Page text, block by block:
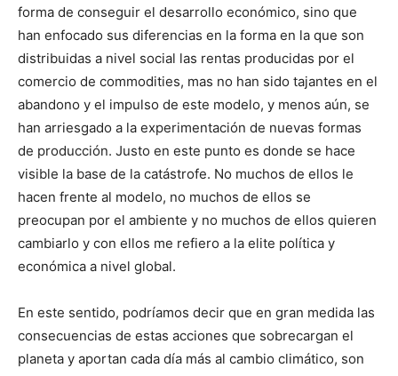
forma de conseguir el desarrollo económico, sino que
han enfocado sus diferencias en la forma en la que son
distribuidas a nivel social las rentas producidas por el
comercio de commodities, mas no han sido tajantes en el
abandono y el impulso de este modelo, y menos aún, se
han arriesgado a la experimentación de nuevas formas
de producción. Justo en este punto es donde se hace
visible la base de la catástrofe. No muchos de ellos le
hacen frente al modelo, no muchos de ellos se
preocupan por el ambiente y no muchos de ellos quieren
cambiarlo y con ellos me refiero a la elite política y
económica a nivel global.
En este sentido, podríamos decir que en gran medida las
consecuencias de estas acciones que sobrecargan el
planeta y aportan cada día más al cambio climático, son